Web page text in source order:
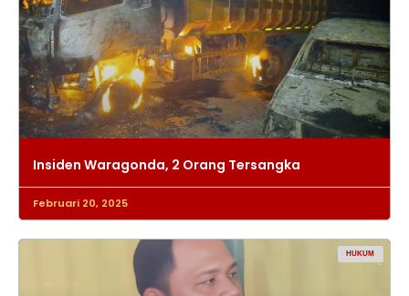
Insiden Waragonda, 2 Orang Tersangka
Februari 20, 2025
HUKUM